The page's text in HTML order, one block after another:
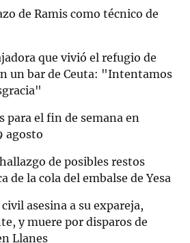
de Ramis como técnico de
que vivió el refugio de
un bar de Ceuta: "Intentamos
para el fin de semana en
agosto
de posibles restos
de la cola del embalse de Yesa
asesina a su expareja,
y muere por disparos de
Llanes